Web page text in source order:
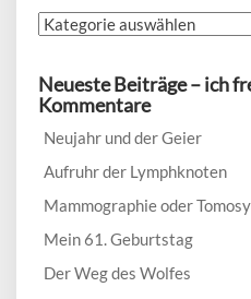
Wähle
Neueste Beiträge – ich
Kommentare
Neujahr und der Geier
Aufruhr der Lymphknoten
Mammographie oder
Mein 61. Geburtstag
Der Weg des Wolfes